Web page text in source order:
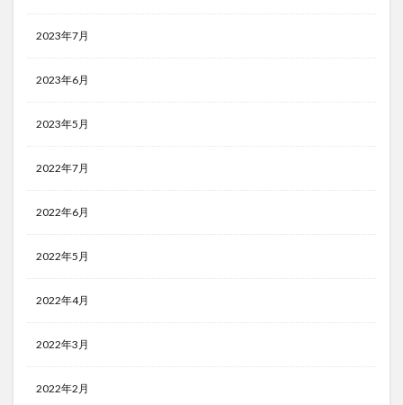
2023年7月
2023年6月
2023年5月
2022年7月
2022年6月
2022年5月
2022年4月
2022年3月
2022年2月